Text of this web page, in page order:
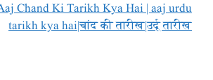
Aaj Chand Ki Tarikh Kya Hai | aaj urdu
tarikh kya hai|चांद की तारीख|उर्दू तारीख